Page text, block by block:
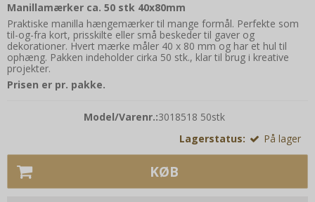
Manillamærker ca. 50 stk 40x80mm
Praktiske manilla hængemærker til mange formål. Perfekte som
til-og-fra kort, prisskilte eller små beskeder til gaver og
dekorationer. Hvert mærke måler 40 x 80 mm og har et hul til
ophæng. Pakken indeholder cirka 50 stk., klar til brug i kreative
projekter.
Prisen er pr. pakke.
Model/Varenr.:3018518 50stk
Lagerstatus:
På lager
KØB